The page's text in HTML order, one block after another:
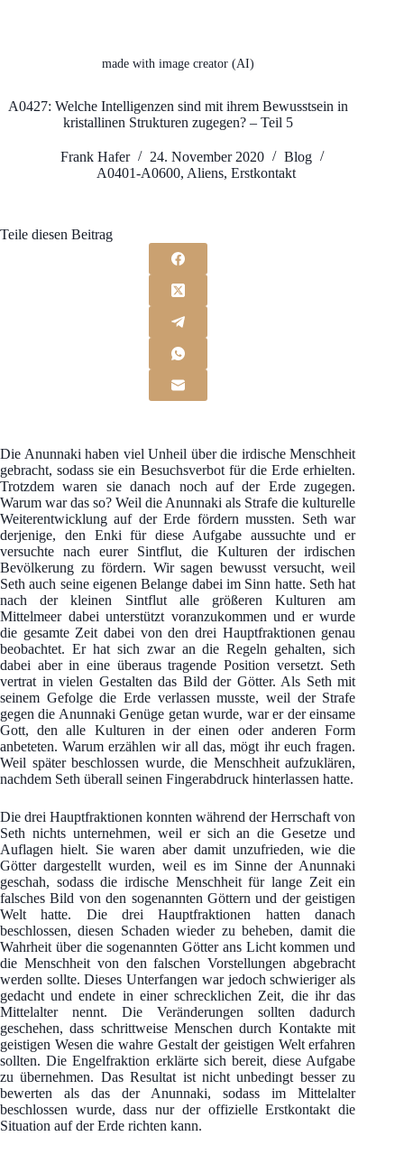
made with image creator (AI)
A0427: Welche Intelligenzen sind mit ihrem Bewusstsein in
kristallinen Strukturen zugegen? – Teil 5
Frank Hafer 24. November 2020
Blog
A0401-A0600, Aliens, Erstkontakt
Teile diesen Beitrag
Die Anunnaki haben viel Unheil über die irdische Menschheit
gebracht, sodass sie ein Besuchsverbot für die Erde erhielten.
Trotzdem waren sie danach noch auf der Erde zugegen.
Warum war das so? Weil die Anunnaki als Strafe die kulturelle
Weiterentwicklung auf der Erde fördern mussten. Seth war
derjenige, den Enki für diese Aufgabe aussuchte und er
versuchte nach eurer Sintflut, die Kulturen der irdischen
Bevölkerung zu fördern. Wir sagen bewusst versucht, weil
Seth auch seine eigenen Belange dabei im Sinn hatte. Seth hat
nach der kleinen Sintflut alle größeren Kulturen am
Mittelmeer dabei unterstützt voranzukommen und er wurde
die gesamte Zeit dabei von den drei Hauptfraktionen genau
beobachtet. Er hat sich zwar an die Regeln gehalten, sich
dabei aber in eine überaus tragende Position versetzt. Seth
vertrat in vielen Gestalten das Bild der Götter. Als Seth mit
seinem Gefolge die Erde verlassen musste, weil der Strafe
gegen die Anunnaki Genüge getan wurde, war er der einsame
Gott, den alle Kulturen in der einen oder anderen Form
anbeteten. Warum erzählen wir all das, mögt ihr euch fragen.
Weil später beschlossen wurde, die Menschheit aufzuklären,
nachdem Seth überall seinen Fingerabdruck hinterlassen hatte.
Die drei Hauptfraktionen konnten während der Herrschaft von
Seth nichts unternehmen, weil er sich an die Gesetze und
Auflagen hielt. Sie waren aber damit unzufrieden, wie die
Götter dargestellt wurden, weil es im Sinne der Anunnaki
geschah, sodass die irdische Menschheit für lange Zeit ein
falsches Bild von den sogenannten Göttern und der geistigen
Welt hatte. Die drei Hauptfraktionen hatten danach
beschlossen, diesen Schaden wieder zu beheben, damit die
Wahrheit über die sogenannten Götter ans Licht kommen und
die Menschheit von den falschen Vorstellungen abgebracht
werden sollte. Dieses Unterfangen war jedoch schwieriger als
gedacht und endete in einer schrecklichen Zeit, die ihr das
Mittelalter nennt. Die Veränderungen sollten dadurch
geschehen, dass schrittweise Menschen durch Kontakte mit
geistigen Wesen die wahre Gestalt der geistigen Welt erfahren
sollten. Die Engelfraktion erklärte sich bereit, diese Aufgabe
zu übernehmen. Das Resultat ist nicht unbedingt besser zu
bewerten als das der Anunnaki, sodass im Mittelalter
beschlossen wurde, dass nur der offizielle Erstkontakt die
Situation auf der Erde richten kann.